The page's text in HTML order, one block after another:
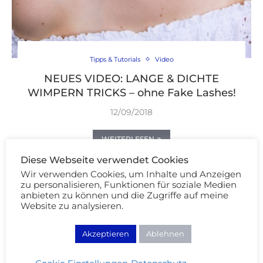
Tipps & Tutorials Video
NEUES VIDEO: LANGE & DICHTE
WIMPERN TRICKS – ohne Fake Lashes!
12/09/2018
WEITERLESEN
Diese Webseite verwendet Cookies
Wir verwenden Cookies, um Inhalte und Anzeigen
zu personalisieren, Funktionen für soziale Medien
anbieten zu können und die Zugriffe auf meine
Website zu analysieren.
Akzeptieren Ablehnen